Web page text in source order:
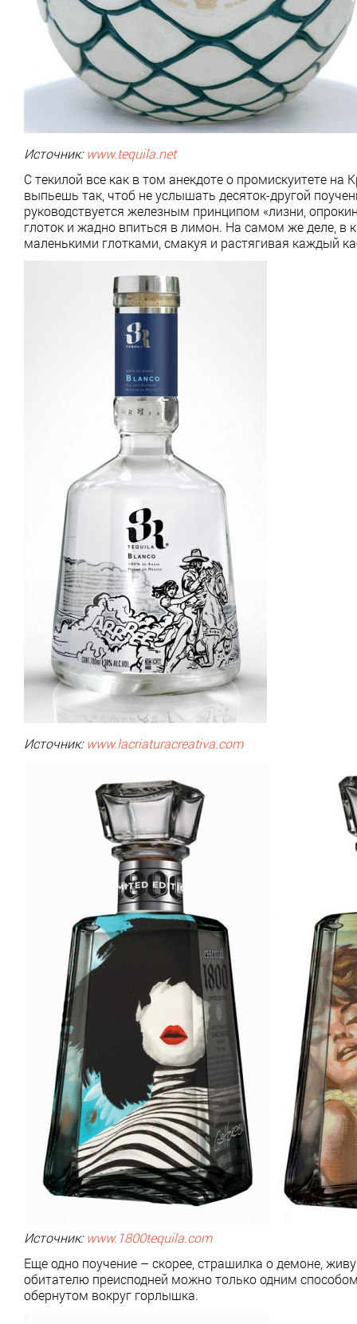
Источник:www.tequila.net
С текилой все как в том анекдоте о промискуитете
выпьешь так, чтоб не услышать десяток-другой
руководствуется железным принципом «лизни,
глоток и жадно впиться в лимон. На самом же деле,
маленькими глотками, смакуя и растягивая каждый
Источник:www.lacriaturacreativa.com
Источник:www.1800tequila.com
Еще одно поучение – скорее, страшилка о демоне,
обитателю преисподней можно только одним
обернутом вокруг горлышка.